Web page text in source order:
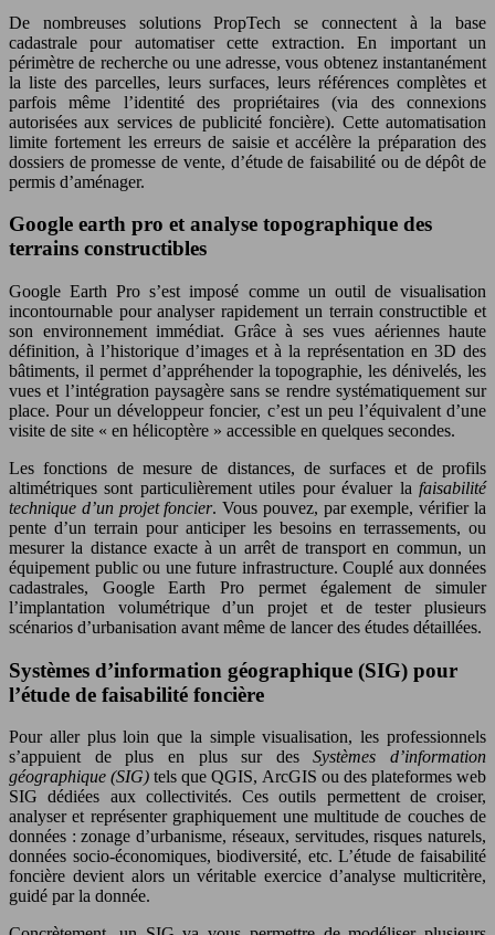
De nombreuses solutions PropTech se connectent à la base
cadastrale pour automatiser cette extraction. En important un
périmètre de recherche ou une adresse, vous obtenez instantanément
la liste des parcelles, leurs surfaces, leurs références complètes et
parfois même l’identité des propriétaires (via des connexions
autorisées aux services de publicité foncière). Cette automatisation
limite fortement les erreurs de saisie et accélère la préparation des
dossiers de promesse de vente, d’étude de faisabilité ou de dépôt de
permis d’aménager.
Google earth pro et analyse topographique des
terrains constructibles
Google Earth Pro s’est imposé comme un outil de visualisation
incontournable pour analyser rapidement un terrain constructible et
son environnement immédiat. Grâce à ses vues aériennes haute
définition, à l’historique d’images et à la représentation en 3D des
bâtiments, il permet d’appréhender la topographie, les dénivelés, les
vues et l’intégration paysagère sans se rendre systématiquement sur
place. Pour un développeur foncier, c’est un peu l’équivalent d’une
visite de site « en hélicoptère » accessible en quelques secondes.
Les fonctions de mesure de distances, de surfaces et de profils
altimétriques sont particulièrement utiles pour évaluer la faisabilité
technique d’un projet foncier. Vous pouvez, par exemple, vérifier la
pente d’un terrain pour anticiper les besoins en terrassements, ou
mesurer la distance exacte à un arrêt de transport en commun, un
équipement public ou une future infrastructure. Couplé aux données
cadastrales, Google Earth Pro permet également de simuler
l’implantation volumétrique d’un projet et de tester plusieurs
scénarios d’urbanisation avant même de lancer des études détaillées.
Systèmes d’information géographique (SIG) pour
l’étude de faisabilité foncière
Pour aller plus loin que la simple visualisation, les professionnels
s’appuient de plus en plus sur desSystèmes d’information
géographique (SIG) tels que QGIS, ArcGIS ou des plateformes web
SIG dédiées aux collectivités. Ces outils permettent de croiser,
analyser et représenter graphiquement une multitude de couches de
données : zonage d’urbanisme, réseaux, servitudes, risques naturels,
données socio-économiques, biodiversité, etc. L’étude de faisabilité
foncière devient alors un véritable exercice d’analyse multicritère,
guidé par la donnée.